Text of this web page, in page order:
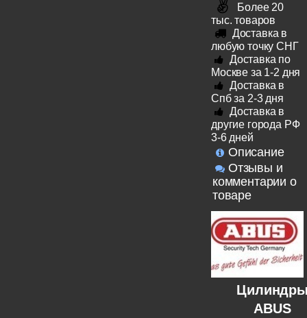
Более 20
тыс. товаров
Доставка в
любую точку СНГ
Доставка по
Москве за 1-2 дня
Доставка в
Спб за 2-3 дня
Доставка в
другие города РФ
3-6 дней
Описание
Отзывы и
комментарии о
товаре
ABUS